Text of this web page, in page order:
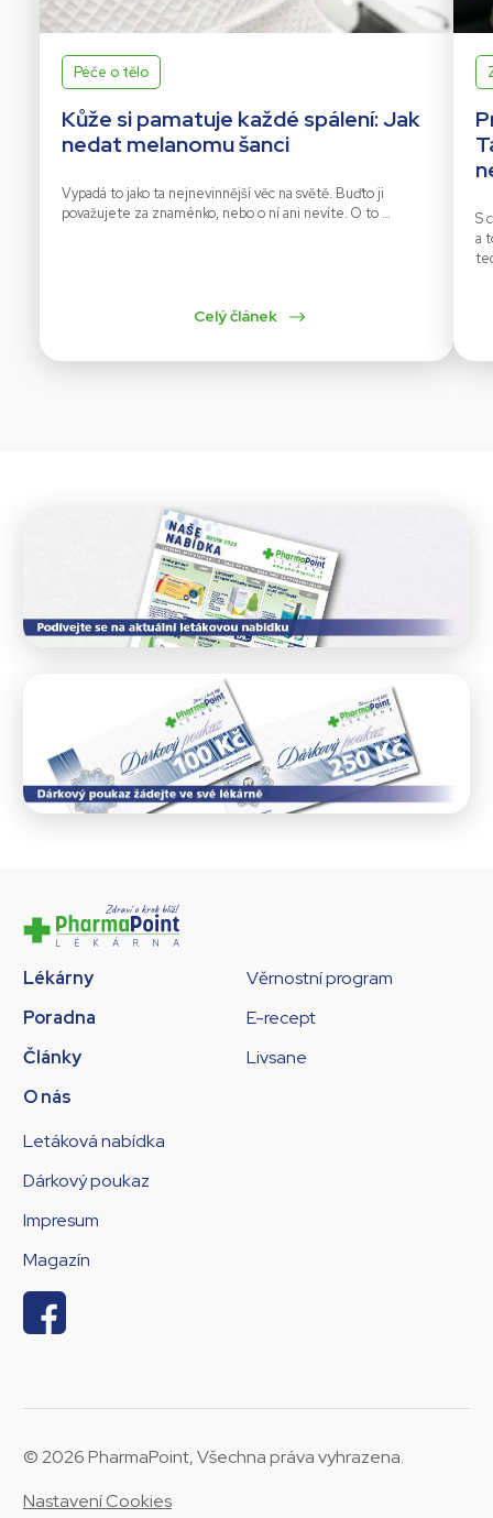
Péče o tělo
Kůže si pamatuje každé spálení: Jak
nedat melanomu šanci
Vypadá to jako ta nejnevinnější věc na světě. Buďto ji
považujete za znaménko, nebo o ní ani nevíte. O to …
Celý článek
S
a
Lékárny
Poradna
Články
O nás
Věrnostní program
E-recept
Livsane
Letáková nabídka
Dárkový poukaz
Impresum
Magazín
© 2026 PharmaPoint, Všechna práva vyhrazena.
Nastavení Cookies